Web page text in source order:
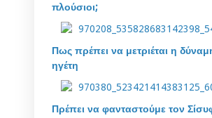
πλούσιοι;
Πως πρέπει να μετριέται η
ηγέτη
Πρέπει να φανταστούμε τον